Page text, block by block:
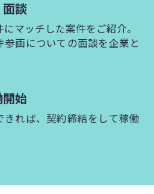
面談
マッチした案件をご紹介。
参画についての面談を企業と
始
きれば、契約締結をして稼働